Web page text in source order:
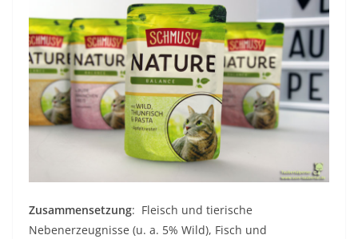
Zusammensetzung: Fleisch und tierische
Nebenerzeugnisse (u. a. 5% Wild), Fisch und